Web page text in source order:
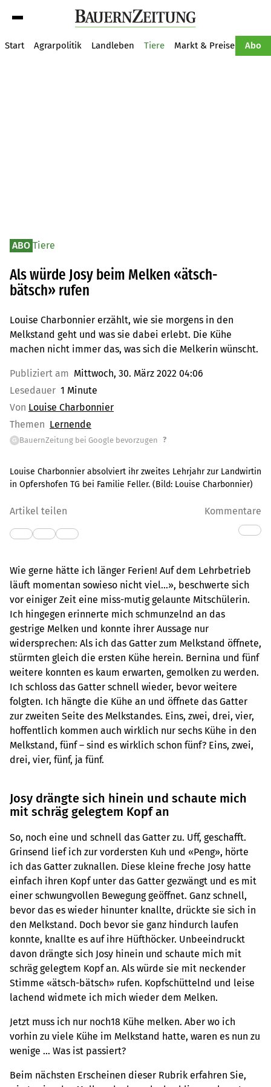
Start Agrarpolitik Landleben Tiere Markt & Preise Abo
ABO Tiere
Als würde Josy beim Melken «ätsch-
bätsch» rufen
Louise Charbonnier erzählt, wie sie morgens in den
Melkstand geht und was sie dabei erlebt. Die Kühe
machen nicht immer das, was sich die Melkerin wünscht.
Publiziert am Mittwoch, 30. März 2022 04:06
Lesedauer 1 Minute
Von Louise Charbonnier
Themen Lernende
G BauernZeitung bei Google bevorzugen ?
Louise Charbonnier absolviert ihr zweites Lehrjahr zur Landwirtin
in Opfershofen TG bei Familie Feller. (Bild: Louise Charbonnier)
Artikel teilen Kommentare
Wie gerne hätte ich länger Ferien! Auf dem Lehrbetrieb
läuft momentan sowieso nicht viel…», beschwerte sich
vor einiger Zeit eine miss-mutig gelaunte Mitschülerin.
Ich hingegen erinnerte mich schmunzelnd an das
gestrige Melken und konnte ihrer Aussage nur
widersprechen: Als ich das Gatter zum Melkstand öffnete,
stürmten gleich die ersten Kühe herein. Bernina und fünf
weitere konnten es kaum erwarten, gemolken zu werden.
Ich schloss das Gatter schnell wieder, bevor weitere
folgten. Ich hängte die Kühe an und öffnete das Gatter
zur zweiten Seite des Melkstandes. Eins, zwei, drei, vier,
hoffentlich kommen auch wirklich nur sechs Kühe in den
Melkstand, fünf – sind es wirklich schon fünf? Eins, zwei,
drei, vier, fünf, ja fünf.
Josy drängte sich hinein und schaute mich
mit schräg gelegtem Kopf an
So, noch eine und schnell das Gatter zu. Uff, geschafft.
Grinsend lief ich zur vordersten Kuh und «Peng», hörte
ich das Gatter zuknallen. Diese kleine freche Josy hatte
einfach ihren Kopf unter das Gatter gezwängt und es mit
einer schwungvollen Bewegung geöffnet. Ganz schnell,
bevor das es wieder hinunter knallte, drückte sie sich in
den Melkstand. Doch bevor sie ganz hindurch laufen
konnte, knallte es auf ihre Hüfthöcker. Unbeeindruckt
davon drängte sich Josy hinein und schaute mich mit
schräg gelegtem Kopf an. Als würde sie mit neckender
Stimme «ätsch-bätsch» rufen. Kopfschüttelnd und leise
lachend widmete ich mich wieder dem Melken.
Jetzt muss ich nur noch18 Kühe melken. Aber wo ich
vorhin zu viele Kühe im Melkstand hatte, waren es nun zu
wenige … Was ist passiert?
Beim nächsten Erscheinen dieser Rubrik erfahren Sie,